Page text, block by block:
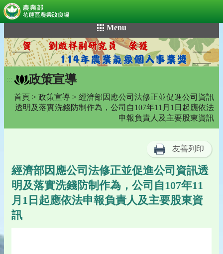
到
主
要
內
容
Menu
::: 政策宣導
首頁 > 政策宣導 > 經濟部因應公司法修正並促進公司資訊
透明及落實洗錢防制作為，公司自107年11月1日起應依法
申報負責人及主要股東資訊
友善列印
經濟部因應公司法修正並促進公司資訊透
明及落實洗錢防制作為，公司自107年11
月1日起應依法申報負責人及主要股東資
訊